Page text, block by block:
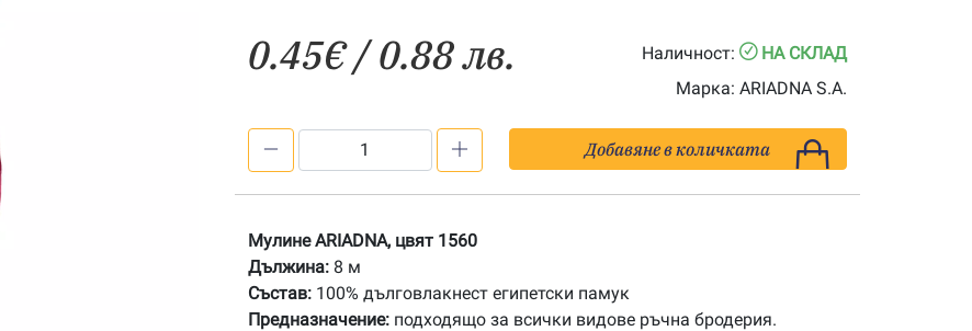
0.45€/ 0.88 лв. Наличност:
НА СКЛАД
Марка: ARIADNA S.A.
Мулине
АRIADNA
Добавяне в количката
Мулине ARIADNA, цвят 1560
Дължина: 8 м
Състав: 100% дълговлакнест египетски памук
Предназначение: подходящо за всички видове ръчна бродерия.